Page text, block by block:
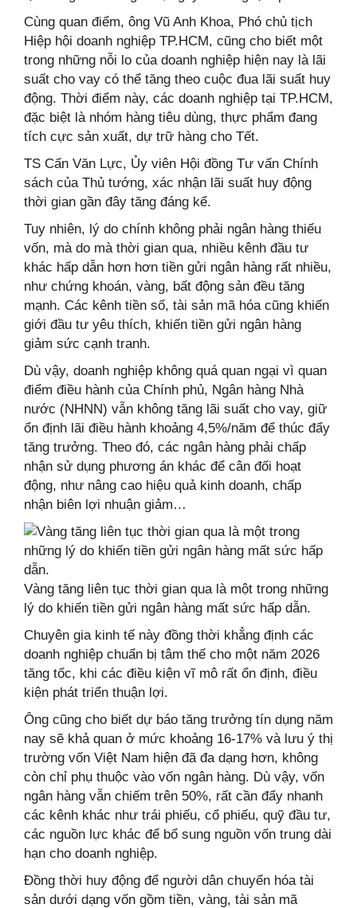
Cùng quan điểm, ông Vũ Anh Khoa, Phó chủ tịch
Hiệp hội doanh nghiệp TP.HCM, cũng cho biết một
trong những nỗi lo của doanh nghiệp hiện nay là lãi
suất cho vay có thể tăng theo cuộc đua lãi suất huy
động. Thời điểm này, các doanh nghiệp tại TP.HCM,
đặc biệt là nhóm hàng tiêu dùng, thực phẩm đang
tích cực sản xuất, dự trữ hàng cho Tết.
TS Cấn Văn Lực, Ủy viên Hội đồng Tư vấn Chính
sách của Thủ tướng, xác nhận lãi suất huy động
thời gian gần đây tăng đáng kể.
Tuy nhiên, lý do chính không phải ngân hàng thiếu
vốn, mà do mà thời gian qua, nhiều kênh đầu tư
khác hấp dẫn hơn hơn tiền gửi ngân hàng rất nhiều,
như chứng khoán, vàng, bất động sản đều tăng
mạnh. Các kênh tiền số, tài sản mã hóa cũng khiến
giới đầu tư yêu thích, khiến tiền gửi ngân hàng
giảm sức cạnh tranh.
Dù vậy, doanh nghiệp không quá quan ngại vì quan
điểm điều hành của Chính phủ, Ngân hàng Nhà
nước (NHNN) vẫn không tăng lãi suất cho vay, giữ
ổn định lãi điều hành khoảng 4,5%/năm để thúc đẩy
tăng trưởng. Theo đó, các ngân hàng phải chấp
nhận sử dụng phương án khác để cân đối hoạt
động, như nâng cao hiệu quả kinh doanh, chấp
nhận biên lợi nhuận giảm…
Vàng tăng liên tục thời gian qua là một trong những
lý do khiến tiền gửi ngân hàng mất sức hấp dẫn.
Chuyên gia kinh tế này đồng thời khẳng định các
doanh nghiệp chuẩn bị tâm thế cho một năm 2026
tăng tốc, khi các điều kiện vĩ mô rất ổn định, điều
kiện phát triển thuận lợi.
Ông cũng cho biết dự báo tăng trưởng tín dụng năm
nay sẽ khả quan ở mức khoảng 16-17% và lưu ý thị
trường vốn Việt Nam hiện đã đa dạng hơn, không
còn chỉ phụ thuộc vào vốn ngân hàng. Dù vậy, vốn
ngân hàng vẫn chiếm trên 50%, rất cần đẩy nhanh
các kênh khác như trái phiếu, cổ phiếu, quỹ đầu tư,
các nguồn lực khác để bổ sung nguồn vốn trung dài
hạn cho doanh nghiệp.
Đồng thời huy động để người dân chuyển hóa tài
sản dưới dạng vốn gồm tiền, vàng, tài sản mã